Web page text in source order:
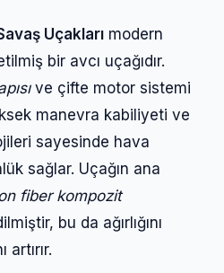
Uçakları modern
bir avcı uçağıdır.
ve çifte motor sistemi
manevra kabiliyeti ve
sayesinde hava
sağlar. Uçağın ana
fiber kompozit
bu da ağırlığını
artırır.